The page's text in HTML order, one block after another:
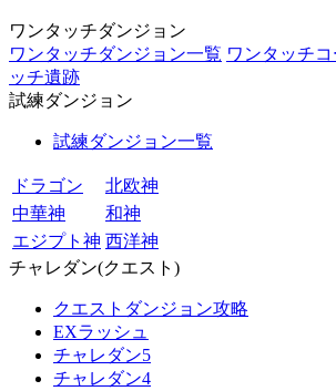
ワンタッチダンジョン
ワンタッチダンジョン一覧 ワンタッチ
ッチ遺跡
試練ダンジョン
試練ダンジョン一覧
ドラゴン
北欧神
中華神
和神
エジプト神 西洋神
チャレダン(クエスト)
クエストダンジョン攻略
EXラッシュ
チャレダン5
チャレダン4